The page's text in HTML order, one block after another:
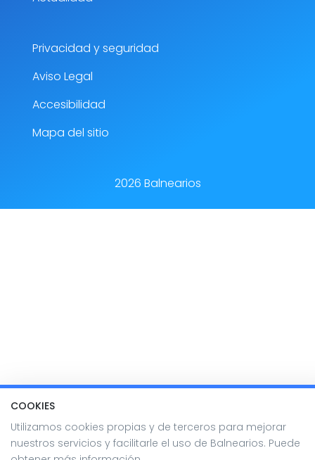
Privacidad y seguridad
Aviso Legal
Accesibilidad
Mapa del sitio
2026 Balnearios
COOKIES
Utilizamos cookies propias y de terceros para mejorar
nuestros servicios y facilitarle el uso de Balnearios. Puede